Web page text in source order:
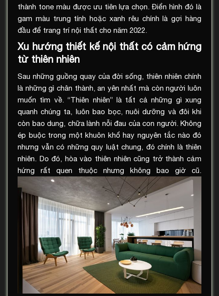
thành tone màu được ưu tiên lựa chọn. Điển hình đó là
gam màu trung tính hoặc xanh rêu chính là gợi hàng
đầu để trang trí nội thất cho năm 2022.
Xu hướng thiết kế nội thất có cảm hứng
từ thiên nhiên
Sau những guồng quay của đời sống, thiên nhiên chính
là những gì chân thành, an yên nhất mà còn người luôn
muốn tìm về. “Thiên nhiên” là tất cả những gì xung
quanh chúng ta, luôn bao bọc, nuôi dưỡng và đôi khi
còn bao dung, chữa lành nỗi đau của con người. Không
ép buộc trong một khuôn khổ hay nguyên tắc nào đó
nhưng vẫn có những quy luật chung, đó chính là thiên
nhiên. Do đó, hòa vào thiên nhiên cũng trở thành cảm
hứng rất quen thuộc nhưng không bao giờ cũ.